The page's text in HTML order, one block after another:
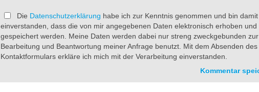
Die Datenschutzerklärung habe ich zur Kenntnis genommen und bin damit
einverstanden, dass die von mir angegebenen Daten elektronisch erhoben und
gespeichert werden. Meine Daten werden dabei nur streng zweckgebunden zur
Bearbeitung und Beantwortung meiner Anfrage benutzt. Mit dem Absenden des
Kontaktformulars erkläre ich mich mit der Verarbeitung einverstanden.